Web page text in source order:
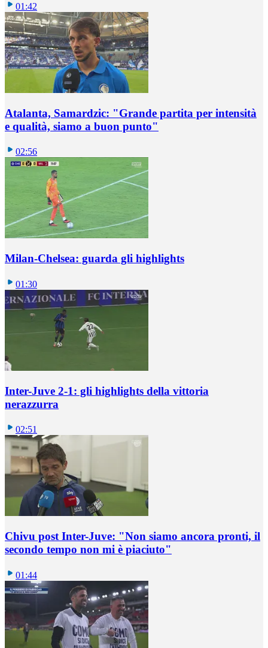
01:42
Atalanta, Samardzic: "Grande partita per intensità
e qualità, siamo a buon punto"
02:56
Milan-Chelsea: guarda gli highlights
01:30
Inter-Juve 2-1: gli highlights della vittoria
nerazzurra
02:51
Chivu post Inter-Juve: "Non siamo ancora pronti, il
secondo tempo non mi è piaciuto"
01:44